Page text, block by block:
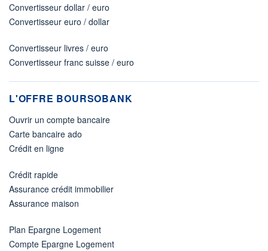
Convertisseur dollar / euro
Convertisseur euro / dollar
Convertisseur livres / euro
Convertisseur franc suisse / euro
L'OFFRE BOURSOBANK
Ouvrir un compte bancaire
Carte bancaire ado
Crédit en ligne
Crédit rapide
Assurance crédit immobilier
Assurance maison
Plan Epargne Logement
Compte Epargne Logement